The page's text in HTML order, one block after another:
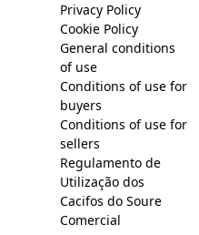
Privacy Policy
Cookie Policy
General conditions
of use
Conditions of use for
buyers
Conditions of use for
sellers
Regulamento de
Utilização dos
Cacifos do Soure
Comercial